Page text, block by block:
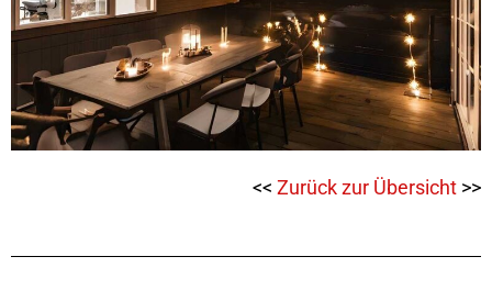
<< Zurück zur Übersicht >>